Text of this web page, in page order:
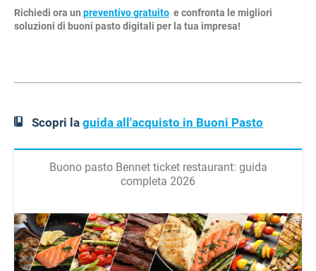
Richiedi ora un preventivo gratuito e confronta le migliori
soluzioni di buoni pasto digitali per la tua impresa!
Scopri laguida all'acquisto in Buoni Pasto
Buono pasto Bennet ticket restaurant: guida
completa 2026